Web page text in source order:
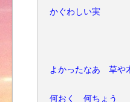
かぐわしい実
よかったなあ 草や
何おく 何ちょう